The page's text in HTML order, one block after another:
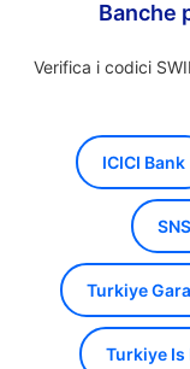
Banche
Verifica i codici
ICICI Bank
Turkiye
Turkiye Is